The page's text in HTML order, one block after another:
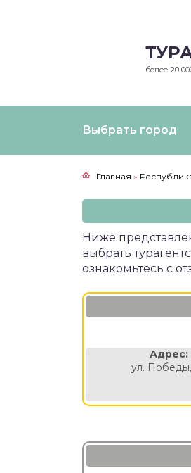
более 20
Выбрать город
Главная »
Ниже
выбрать
ознакомьтесь с
Адрес:
ул.